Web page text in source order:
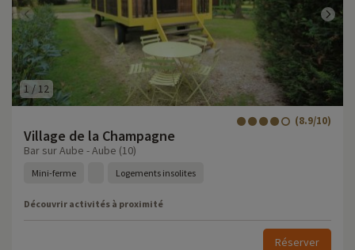
1 / 12
Village de la Champagne
(8.9/10)
Bar sur Aube - Aube (10)
Mini-ferme Logements insolites
Découvrir activités à proximité
Réserver